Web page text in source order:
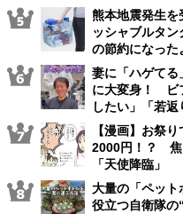
熊本地震発生を
ッシャブルタ
の節約になった
妻に「ハゲて
に大変身！ ビ
したい」「若返
【漫画】お祭
2000円！？ 焦
「天使降臨」
大量の「ペッ
役立つ自衛隊の